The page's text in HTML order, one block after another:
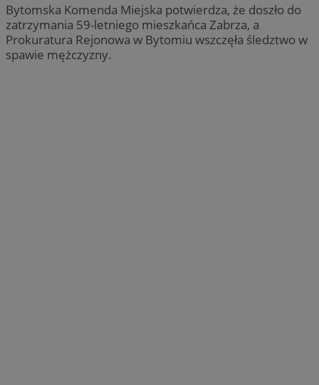
Bytomska Komenda Miejska potwierdza, że doszło do
zatrzymania 59-letniego mieszkańca Zabrza, a
Prokuratura Rejonowa w Bytomiu wszczęła śledztwo w
spawie mężczyzny.